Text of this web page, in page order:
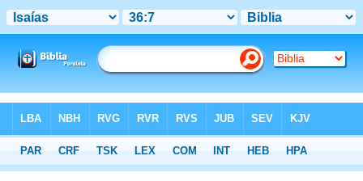
Hebrew> Isaiah 36:7